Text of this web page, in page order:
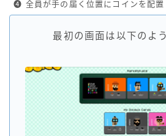
❹ 全員が手の届く位置にコインを配置
最初の画面は以下のよ